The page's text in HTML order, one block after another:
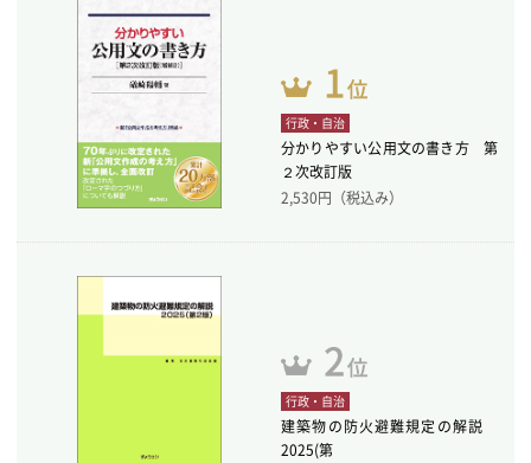
行政・自治
分かりやすい公用文の書き方 第
２次改訂版
2,530円（税込み）
行政・自治
建築物の防火避難規定の解説
2025(第